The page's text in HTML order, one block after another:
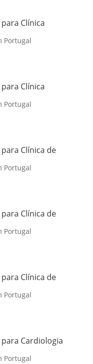
Clínica
Portugal
Clínica
Portugal
Clínica de
Portugal
Clínica de
Portugal
Clínica de
Portugal
Cardiologia
Portugal